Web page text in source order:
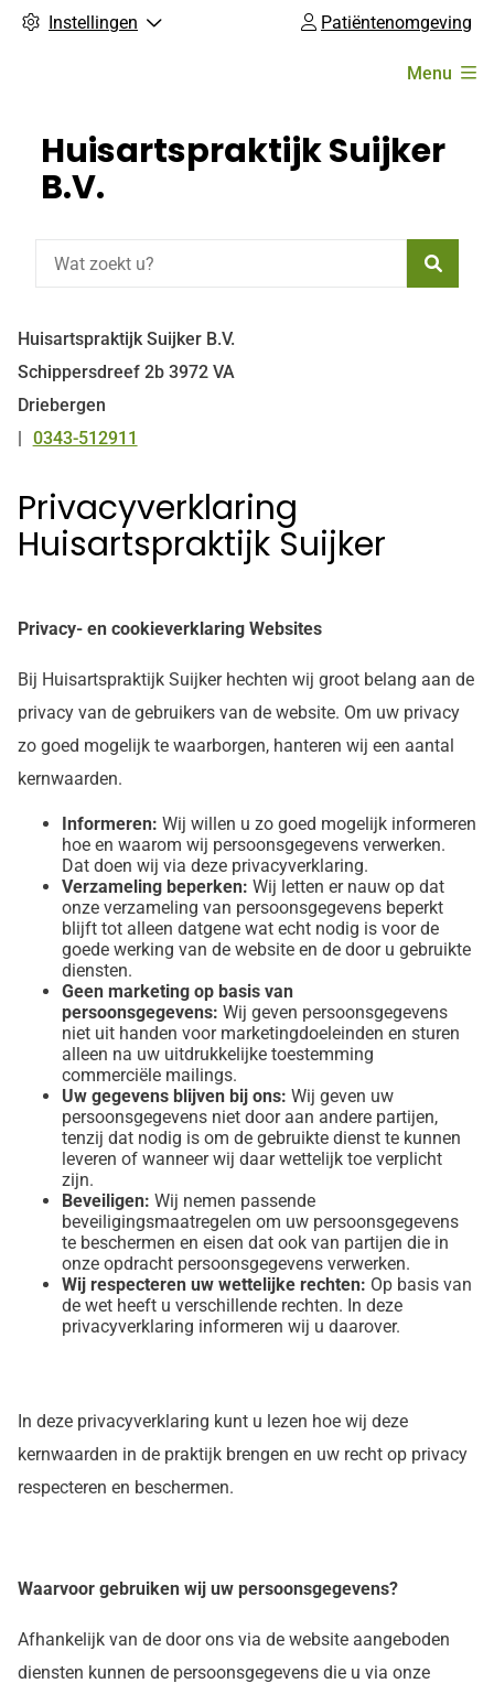
Instellingen Patiëntenomgeving
Menu
Huisartspraktijk Suijker
B.V.
Huisartspraktijk Suijker B.V.
Schippersdreef 2b 3972 VA
Driebergen
Tel:
0343-512911
Privacyverklaring
Huisartspraktijk Suijker
Privacy- en cookieverklaring Websites
Bij Huisartspraktijk Suijker hechten wij groot belang aan de
privacy van de gebruikers van de website. Om uw privacy
zo goed mogelijk te waarborgen, hanteren wij een aantal
kernwaarden.
Informeren: Wij willen u zo goed mogelijk informeren
hoe en waarom wij persoonsgegevens verwerken.
Dat doen wij via deze privacyverklaring.
Verzameling beperken: Wij letten er nauw op dat
onze verzameling van persoonsgegevens beperkt
blijft tot alleen datgene wat echt nodig is voor de
goede werking van de website en de door u gebruikte
diensten.
Geen marketing op basis van
persoonsgegevens: Wij geven persoonsgegevens
niet uit handen voor marketingdoeleinden en sturen
alleen na uw uitdrukkelijke toestemming
commerciële mailings.
Uw gegevens blijven bij ons: Wij geven uw
persoonsgegevens niet door aan andere partijen,
tenzij dat nodig is om de gebruikte dienst te kunnen
leveren of wanneer wij daar wettelijk toe verplicht
zijn.
Beveiligen: Wij nemen passende
beveiligingsmaatregelen om uw persoonsgegevens
te beschermen en eisen dat ook van partijen die in
onze opdracht persoonsgegevens verwerken.
Wij respecteren uw wettelijke rechten: Op basis van
de wet heeft u verschillende rechten. In deze
privacyverklaring informeren wij u daarover.
In deze privacyverklaring kunt u lezen hoe wij deze
kernwaarden in de praktijk brengen en uw recht op privacy
respecteren en beschermen.
Waarvoor gebruiken wij uw persoonsgegevens?
Afhankelijk van de door ons via de website aangeboden
diensten kunnen de persoonsgegevens die u via onze